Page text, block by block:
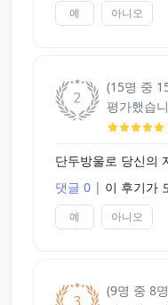
たらしてオナホー
毎日使うホールだ
い・・・そんな願
内容量：150ml
パッケージサイズ
사용법은 간단, 미
예 아니오
(15명 중
평가했습
단두방울로 당신의
댓글 0 | 이 후기가
예 아니오
(9명 중 8